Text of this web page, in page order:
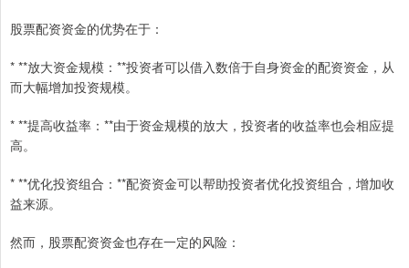
股票配资资金的优势在于：
* **放大资金规模：**投资者可以借入数倍于自身资金的配资资金，从
而大幅增加投资规模。
* **提高收益率：**由于资金规模的放大，投资者的收益率也会相应提
高。
* **优化投资组合：**配资资金可以帮助投资者优化投资组合，增加收
益来源。
然而，股票配资资金也存在一定的风险：